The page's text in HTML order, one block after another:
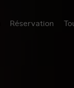
Réservation